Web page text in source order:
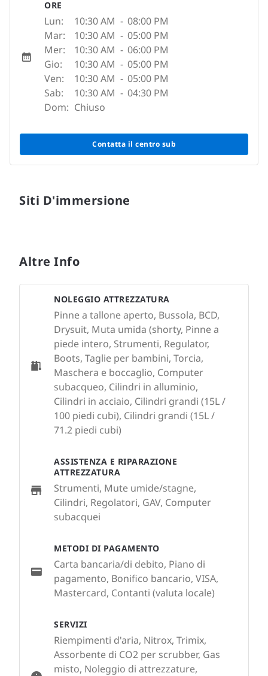
ORE
Lun: 10:30 AM - 08:00 PM
Mar:
10:30 AM - 05:00 PM
Mer:
10:30 AM - 06:00 PM
Gio:
10:30 AM - 05:00 PM
Ven:
10:30 AM - 05:00 PM
Sab:
10:30 AM - 04:30 PM
Dom: Chiuso
Contatta il centro sub
Siti D'immersione
Altre Info
SERVIZI
Riempimenti d'aria, Nitrox, Trimix,
Assorbente di CO2 per scrubber, Gas
misto, Noleggio di attrezzature,
NOLEGGIO ATTREZZATURA
Pinne a tallone aperto, Bussola, BCD,
Drysuit, Muta umida (shorty, Pinne a
piede intero, Strumenti, Regulator,
Boots, Taglie per bambini, Torcia,
Maschera e boccaglio, Computer
subacqueo, Cilindri in alluminio,
Cilindri in acciaio, Cilindri grandi (15L /
100 piedi cubi), Cilindri grandi (15L /
71.2 piedi cubi)
ASSISTENZA E RIPARAZIONE
ATTREZZATURA
Strumenti, Mute umide/stagne,
Cilindri, Regolatori, GAV, Computer
subacquei
METODI DI PAGAMENTO
Carta bancaria/di debito, Piano di
pagamento, Bonifico bancario, VISA,
Mastercard, Contanti (valuta locale)